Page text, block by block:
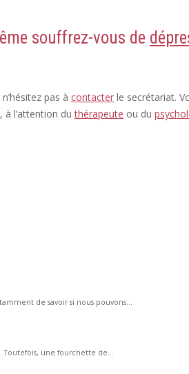
souffrez-vous de
pas à contacter le secrétariat.
à l’attention duthérapeute ou du
de savoir si nous pouvons...
Toutefois, une fourchette de...